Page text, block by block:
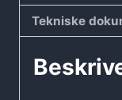
Tekniske